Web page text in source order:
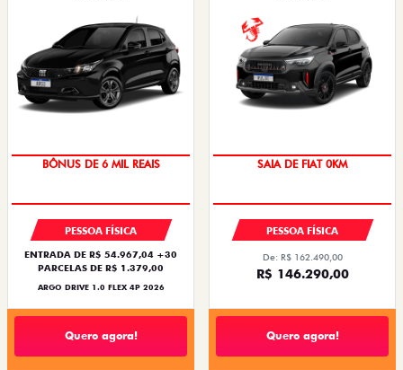
TAXA ZERO
PESSOA FÍSICA
ENTRADA DE R$ 54.967,04 +30
PARCELAS DE R$ 1.379,00
ARGO DRIVE 1.0 FLEX 4P 2026
Quero agora!
OPORTUNIDADE
PESSOA FÍSICA
De: R$ 162.490,00
R$ 146.290,00
Quero agora!